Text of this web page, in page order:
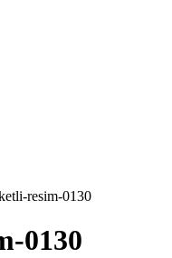
resim-0130
0130